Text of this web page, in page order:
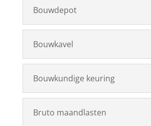
Bouwdepot
Bouwkavel
Bouwkundige keuring
Bruto maandlasten